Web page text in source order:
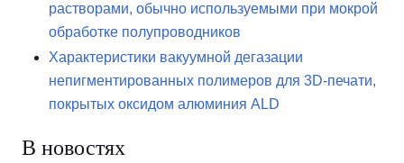
растворами, обычно используемыми при мокрой
обработке полупроводников
Характеристики вакуумной дегазации
непигментированных полимеров для 3D-печати,
покрытых оксидом алюминия ALD
В новостях